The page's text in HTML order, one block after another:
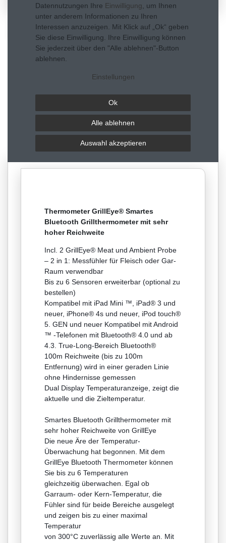
Beschreibung
Technische Daten
Thermometer GrillEye® Smartes
Bluetooth Grillthermometer mit sehr
hoher Reichweite
Incl. 2 GrillEye® Meat und Ambient Probe
– 2 in 1: Messfühler für Fleisch oder Gar-
Raum verwendbar
Bis zu 6 Sensoren erweiterbar (optional zu
bestellen)
Kompatibel mit iPad Mini ™, iPad® 3 und
neuer, iPhone® 4s und neuer, iPod touch®
5. GEN und neuer Kompatibel mit Android
™ -Telefonen mit Bluetooth® 4.0 und ab
4.3. True-Long-Bereich Bluetooth®
100m Reichweite (bis zu 100m
Entfernung) wird in einer geraden Linie
ohne Hindernisse gemessen
Dual Display Temperaturanzeige, zeigt die
aktuelle und die Zieltemperatur.
Smartes Bluetooth Grillthermometer mit
sehr hoher Reichweite von GrillEye
Die neue Äre der Temperatur-
Überwachung hat begonnen. Mit dem
GrillEye Bluetooth Thermometer können
Sie bis zu 6 Temperaturen
gleichzeitig überwachen. Egal ob
Garraum- oder Kern-Temperatur, die
Fühler sind für beide Bereiche ausgelegt
und zeigen bis zu einer maximal
Temperatur
von 300°C zuverlässig alle Werte an. Mit
Datennutzungen Ihre Einwilligung , um Ihnen
unter anderem Informationen zu Ihren
Interessen anzuzeigen. Mit Klick auf „Ok“ geben
Sie diese Einwilligung. Ihre Einwilligung können
Sie jederzeit über den "Alle ablehnen"-Button
ablehnen.
Einstellungen
Ok
Alle ablehnen
Auswahl akzeptieren